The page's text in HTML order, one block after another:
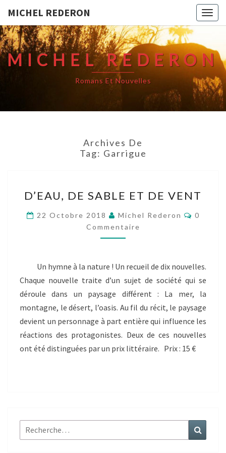
MICHEL REDERON
MICHEL REDERON
Romans Et Nouvelles
Archives De
Tag: Garrigue
DE
SABLE
ET
DE
D’EAU, DE SABLE ET DE VENT
22 Octobre 2018 Michel Rederon
0
Commentaire
Un hymne à la nature ! Un recueil de dix nouvelles.
Chaque nouvelle traite d’un sujet de société qui se
déroule dans un paysage différent : La mer, la
montagne, le désert, l’oasis. Au fil du récit, le paysage
devient un personnage à part entière qui influence les
réactions des protagonistes. Deux de ces nouvelles
ont été distinguées par un prix littéraire. Prix : 15 €
Rechercher :